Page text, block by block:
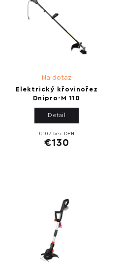
Elektrický křovinořez
Dnipro-M 110
Na dotaz
€107 bez DPH
€130
Detail